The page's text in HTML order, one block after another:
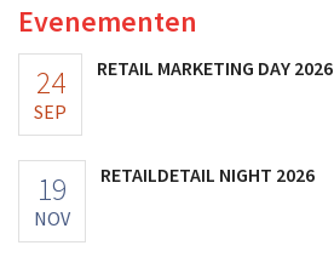
Evenementen
24
SEP
RETAIL MARKETING DAY 2026
19
NOV
RETAILDETAIL NIGHT 2026